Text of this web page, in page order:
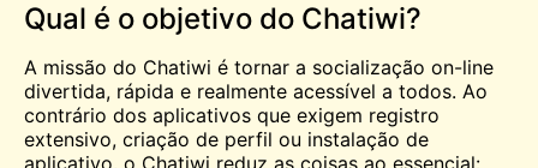
Qual é o objetivo do Chatiwi?
A missão do Chatiwi é tornar a socialização on-line
divertida, rápida e realmente acessível a todos. Ao
contrário dos aplicativos que exigem registro
extensivo, criação de perfil ou instalação de